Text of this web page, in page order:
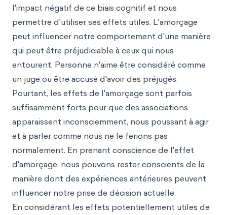
l'impact négatif de ce biais cognitif et nous
permettre d'utiliser ses effets utiles. L'amorçage
peut influencer notre comportement d'une manière
qui peut être préjudiciable à ceux qui nous
entourent. Personne n'aime être considéré comme
un juge ou être accusé d'avoir des préjugés.
Pourtant, les effets de l'amorçage sont parfois
suffisamment forts pour que des associations
apparaissent inconsciemment, nous poussant à agir
et à parler comme nous ne le ferions pas
normalement. En prenant conscience de l'effet
d'amorçage, nous pouvons rester conscients de la
manière dont des expériences antérieures peuvent
influencer notre prise de décision actuelle.
En considérant les effets potentiellement utiles de